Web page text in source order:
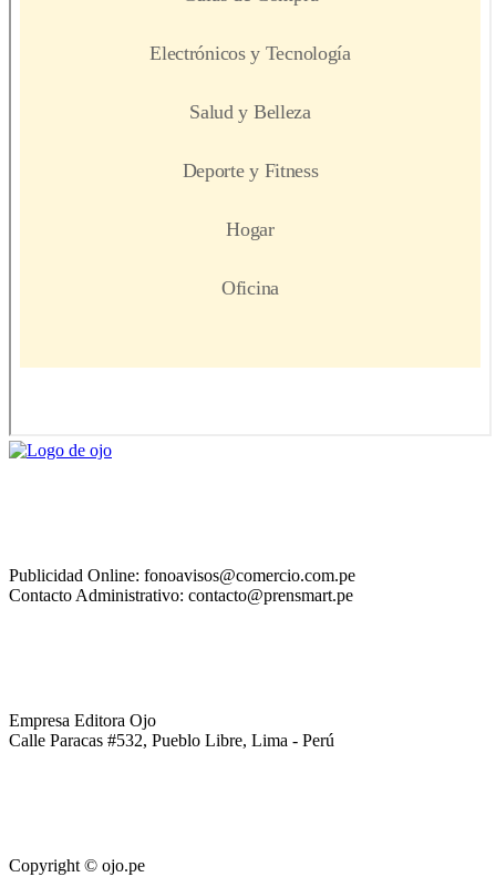
Publicidad Online: fonoavisos@comercio.com.pe
Contacto Administrativo: contacto@prensmart.pe
Empresa Editora Ojo
Calle Paracas #532, Pueblo Libre, Lima - Perú
Copyright © ojo.pe